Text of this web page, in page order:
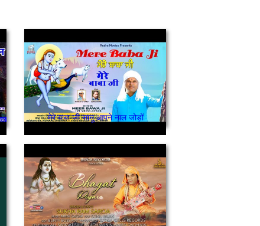
मेरे बाबा जी सानू आपने नाल जोड़ों